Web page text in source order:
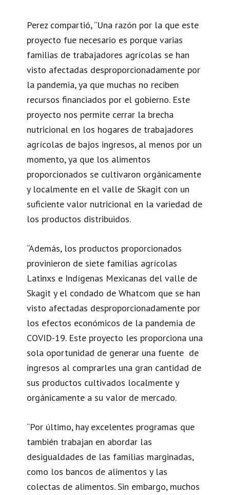
Perez compartió, “Una razón por la que este
proyecto fue necesario es porque varias
familias de trabajadores agrícolas se han
visto afectadas desproporcionadamente por
la pandemia, ya que muchas no reciben
recursos financiados por el gobierno. Este
proyecto nos permite cerrar la brecha
nutricional en los hogares de trabajadores
agrícolas de bajos ingresos, al menos por un
momento, ya que los alimentos
proporcionados se cultivaron orgánicamente
y localmente en el valle de Skagit con un
suficiente valor nutricional en la variedad de
los productos distribuidos.
“Además, los productos proporcionados
provinieron de siete familias agrícolas
Latinxs e Indígenas Mexicanas del valle de
Skagit y el condado de Whatcom que se han
visto afectadas desproporcionadamente por
los efectos económicos de la pandemia de
COVID-19. Este proyecto les proporciona una
sola oportunidad de generar una fuente de
ingresos al comprarles una gran cantidad de
sus productos cultivados localmente y
orgánicamente a su valor de mercado.
“Por último, hay excelentes programas que
también trabajan en abordar las
desigualdades de las familias marginadas,
como los bancos de alimentos y las
colectas de alimentos. Sin embargo, muchos